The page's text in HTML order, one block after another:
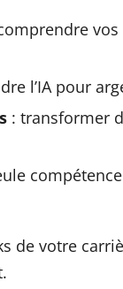
l’IA pour
: transformer
de votre